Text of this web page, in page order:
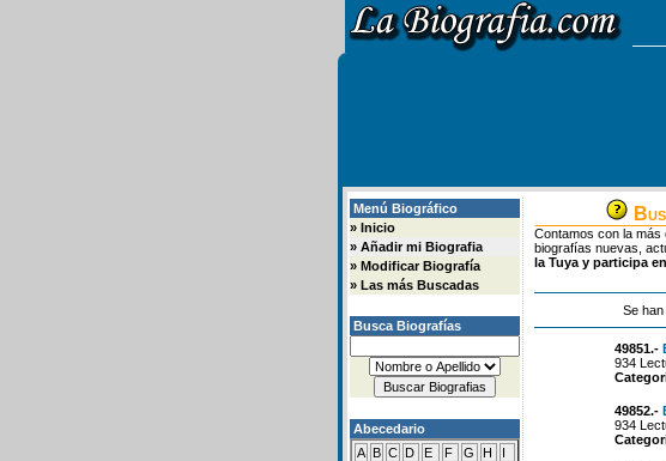
Menú Biográfico
» Inicio
» Añadir mi Biografia
» Modificar Biografía
» Las más Buscadas
Busca Biografías
Abecedario
A B C D E F G H
I
Contamos con la
biografías nuevas,
la Tuya y participa
Se
49851.-
934
49852.-
934